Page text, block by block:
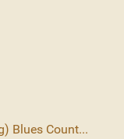
Blues Count...